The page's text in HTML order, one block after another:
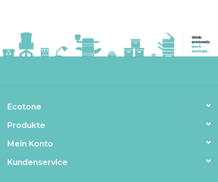
Ecotone
Produkte
Mein Konto
Kundenservice